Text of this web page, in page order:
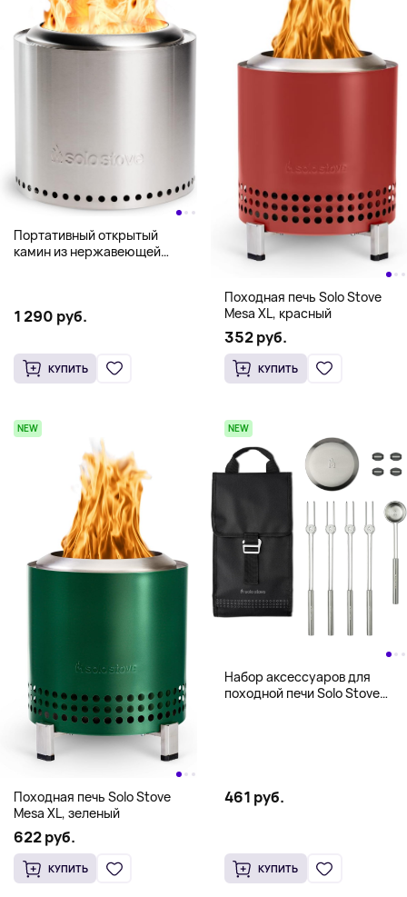
Портативный открытый
камин из нержавеющей
1 290 руб.
КУПИТЬ
Походная печь Solo Stove
Mesa XL, красный
352 руб.
КУПИТЬ
NEW
Походная печь Solo Stove
Mesa XL, зеленый
622 руб.
КУПИТЬ
NEW
Набор аксессуаров для
походной печи Solo Stove
461 руб.
КУПИТЬ